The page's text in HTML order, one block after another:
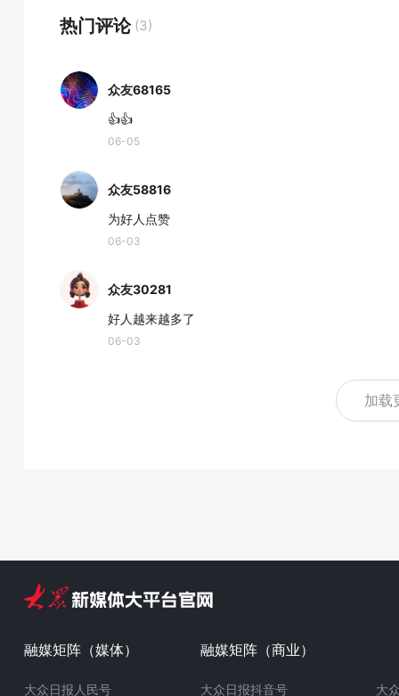
热门评论 (3)
众友68165
👍👍
06-05
众友58816
为好人点赞
06-03
众友30281
好人越来越多了
06-03
加载
融媒矩阵（媒体）
大众日报人民号
融媒矩阵（商业）
大众日报抖音号 大